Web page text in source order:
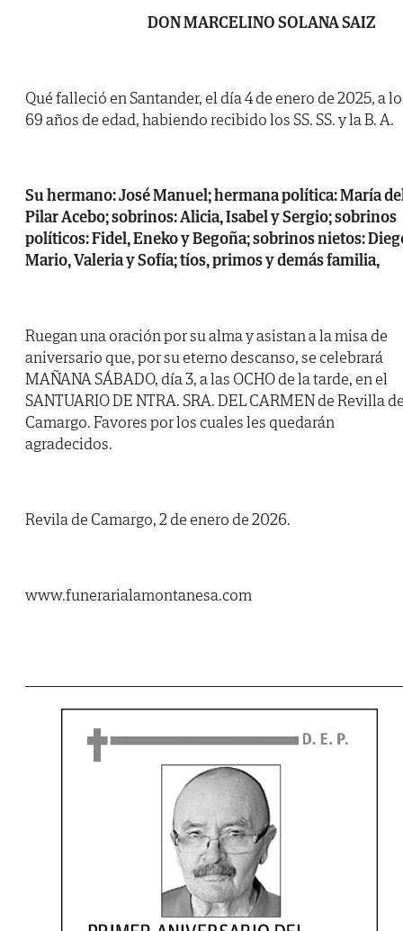
DON MARCELINO SOLANA SAIZ
Qué falleció en Santander, el día 4 de enero de 2025, a
69 años de edad, habiendo recibido los SS. SS. y la B. A.
Su hermano: José Manuel; hermana política: María
Pilar Acebo; sobrinos: Alicia, Isabel y Sergio; sobrinos
políticos: Fidel, Eneko y Begoña; sobrinos nietos:
Mario, Valeria y Sofía; tíos, primos y demás familia,
Ruegan una oración por su alma y asistan a la misa de
aniversario que, por su eterno descanso, se celebrará
MAÑANA SÁBADO, día 3, a las OCHO de la tarde, en el
SANTUARIO DE NTRA. SRA. DEL CARMEN de Revilla
Camargo. Favores por los cuales les quedarán
agradecidos.
Revila de Camargo, 2 de enero de 2026.
www.funerarialamontanesa.com